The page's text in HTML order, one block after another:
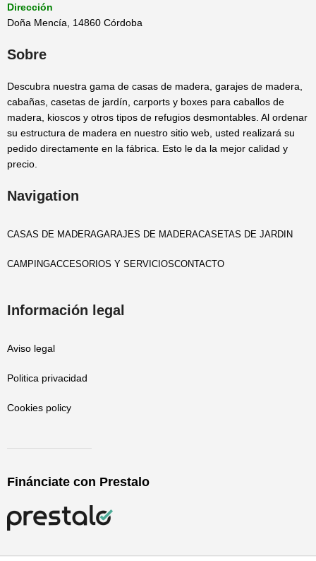
Dirección
Doña Mencía, 14860 Córdoba
Sobre
Descubra nuestra gama de casas de madera, garajes de madera,
cabañas, casetas de jardín, carports y boxes para caballos de
madera, kioscos y otros tipos de refugios desmontables. Al ordenar
su estructura de madera en nuestro sitio web, usted realizará su
pedido directamente en la fábrica. Esto le da la mejor calidad y
precio.
Navigation
CASAS DE MADERAGARAJES DE MADERACASETAS DE JARDIN
CAMPINGACCESORIOS Y SERVICIOSCONTACTO
Información legal
Aviso legal
Politica privacidad
Cookies policy
Finánciate con Prestalo